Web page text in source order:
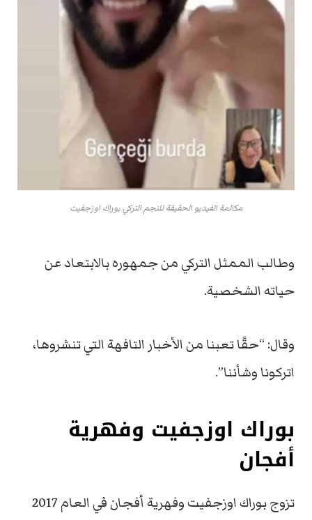
مكالمة الفيديو الحقيقة للنجم التركي بوراك اوزجفيت
وطالب الممثل التركي من جمهوره بالابتعاد عن
حياته الشخصية.
وقال: “حقًا تعبنا من الأخبار التافهة التي تنشروها،
اتركونا وشأننا”.
بوراك اوزجفيت وفهرية
أفجان
تزوج بوراك اوزجفيت وفهرية أفجان في العام 2017